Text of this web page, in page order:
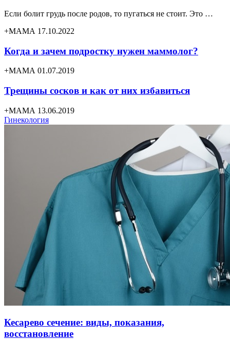
Если болит грудь после родов, то пугаться не стоит. Это …
+МАМА 17.10.2022
Когда и зачем подростку нужен маммолог?
+МАМА 01.07.2019
Трещины сосков и как от них избавиться
+МАМА 13.06.2019
Гинекология
Кесарево сечение: виды, показания,
восстановление